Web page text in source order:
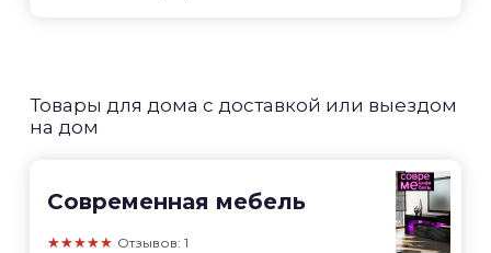
Товары для дома с доставкой или выездом
на дом
Современная мебель
★★★★★ Отзывов: 1